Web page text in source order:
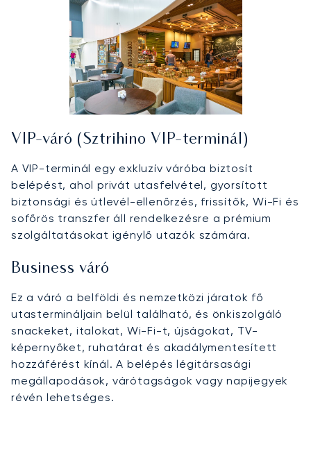
VIP-váró (Sztrihino VIP-terminál)
A VIP-terminál egy exkluzív váróba biztosít
belépést, ahol privát utasfelvétel, gyorsított
biztonsági és útlevél-ellenőrzés, frissítők, Wi-Fi és
sofőrös transzfer áll rendelkezésre a prémium
szolgáltatásokat igénylő utazók számára.
Business váró
Ez a váró a belföldi és nemzetközi járatok fő
utastermináljain belül található, és önkiszolgáló
snackeket, italokat, Wi-Fi-t, újságokat, TV-
képernyőket, ruhatárat és akadálymentesített
hozzáférést kínál. A belépés légitársasági
megállapodások, várótagságok vagy napijegyek
révén lehetséges.